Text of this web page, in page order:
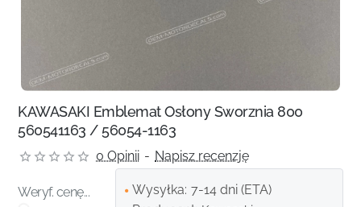
KAWASAKI Emblemat Osłony Sworznia 800
560541163 / 56054-1163
0 Opinii - Napisz recenzję
Weryf. cenę... Wysyłka: 7-14 dni (ETA)